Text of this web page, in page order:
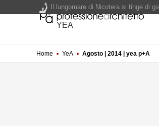
YEA
Home ▪ YeA ▪ Agosto | 2014 | yea p+A
Il lungomare di Nicotera si tinge di
Il decreto infrastrutture è legge, le